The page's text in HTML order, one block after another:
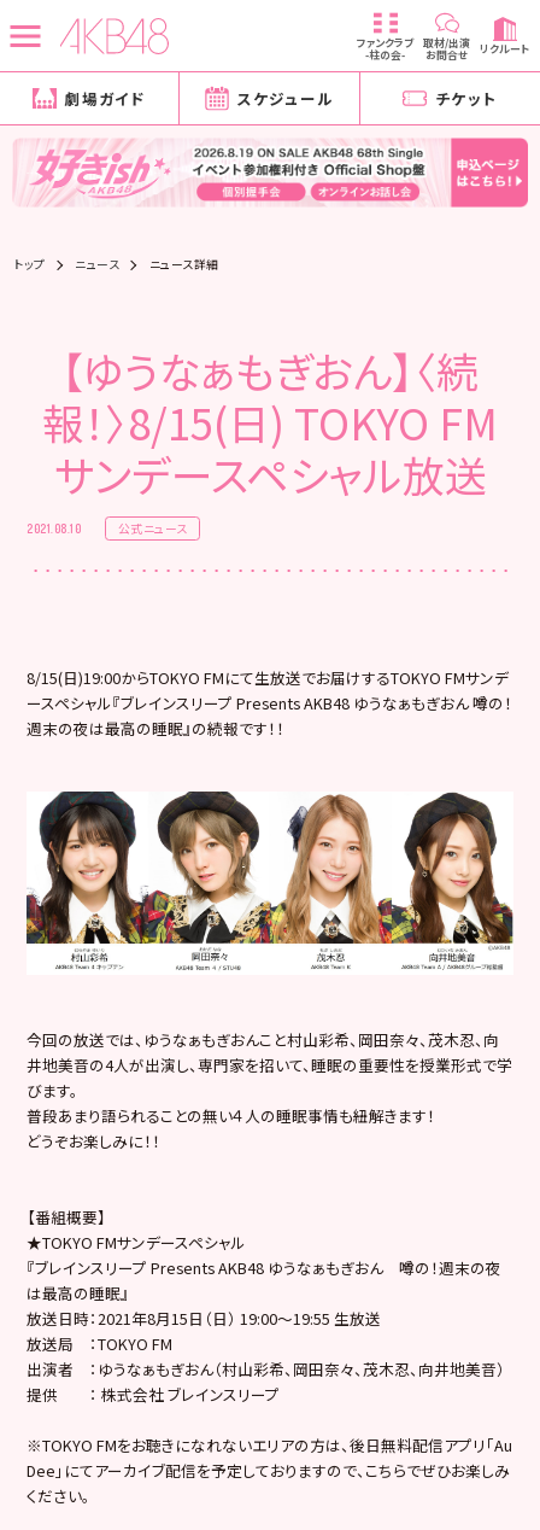
ファンクラブ
-柱の会-
取材/出演
お問合せ リクルート
劇場ガイド スケジュール チケット
トップ ニュース ニュース詳細
【ゆうなぁもぎおん】〈続
報！〉8/15(日) TOKYO FM
サンデースペシャル放送
2021.08.10 公式ニュース
8/15(日)19:00からTOKYO FMにて生放送でお届けするTOKYO FMサンデ
ースペシャル『ブレインスリープ Presents AKB48 ゆうなぁもぎおん 噂の！
週末の夜は最高の睡眠』の続報です！！
今回の放送では、ゆうなぁもぎおんこと村山彩希、岡田奈々、茂木忍、向
井地美音の4人が出演し、専門家を招いて、睡眠の重要性を授業形式で学
びます。
普段あまり語られることの無い４人の睡眠事情も紐解きます！
どうぞお楽しみに！！
【番組概要】
★TOKYO FMサンデースペシャル
『ブレインスリープ Presents AKB48 ゆうなぁもぎおん 噂の！週末の夜
は最高の睡眠』
放送日時：2021年8月15日（日） 19:00～19:55 生放送
放送局 ：TOKYO FM
出演者 ：ゆうなぁもぎおん（村山彩希、岡田奈々、茂木忍、向井地美音）
提供 ： 株式会社 ブレインスリープ
※TOKYO FMをお聴きになれないエリアの方は、後日無料配信アプリ「Au
Dee」にてアーカイブ配信を予定しておりますので、こちらでぜひお楽しみ
ください。